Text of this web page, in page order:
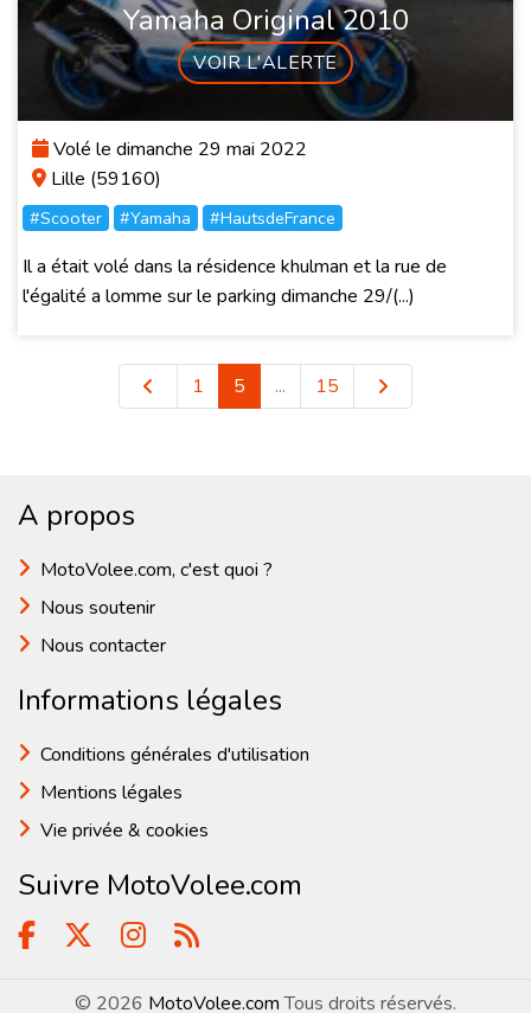
Yamaha Original 2010
VOIR L'ALERTE
Volé le dimanche 29 mai 2022
Lille (59160)
#Scooter #Yamaha #HautsdeFrance
Il a était volé dans la résidence khulman et la rue de
l'égalité a lomme sur le parking dimanche 29/(...)
1 5 ... 15
A propos
MotoVolee.com, c'est quoi ?
Nous soutenir
Nous contacter
Informations légales
Conditions générales d'utilisation
Mentions légales
Vie privée & cookies
Suivre MotoVolee.com
© 2026 MotoVolee.comTous droits réservés.